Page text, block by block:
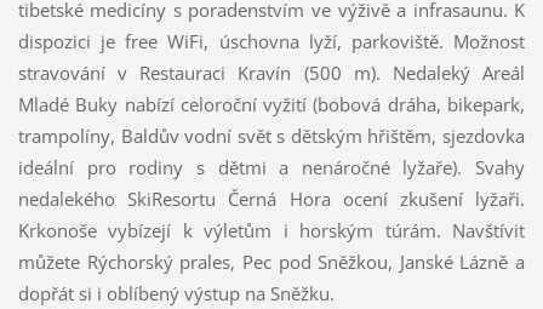
tibetské medicíny s poradenstvím ve výživě a infrasaunu. K
dispozici je free WiFi, úschovna lyží, parkoviště. Možnost
stravování v Restauraci Kravín (500 m). Nedaleký Areál
Mladé Buky nabízí celoroční vyžití (bobová dráha, bikepark,
trampolíny, Baldův vodní svět s dětským hřištěm, sjezdovka
ideální pro rodiny s dětmi a nenáročné lyžaře). Svahy
nedalekého SkiResortu Černá Hora ocení zkušení lyžaři.
Krkonoše vybízejí k výletům i horským túrám. Navštívit
můžete Rýchorský prales, Pec pod Sněžkou, Janské Lázně a
dopřát si i oblíbený výstup na Sněžku.